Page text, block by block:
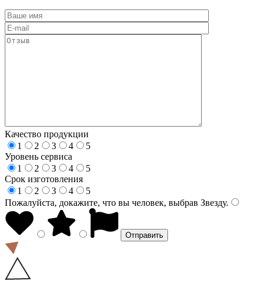
Качество продукции
1
2 3 4
5
Уровень сервиса
1
2 3 4
5
Срок изготовления
1
2 3 4
5
Пожалуйста, докажите, что вы человек, выбрав Звезду.